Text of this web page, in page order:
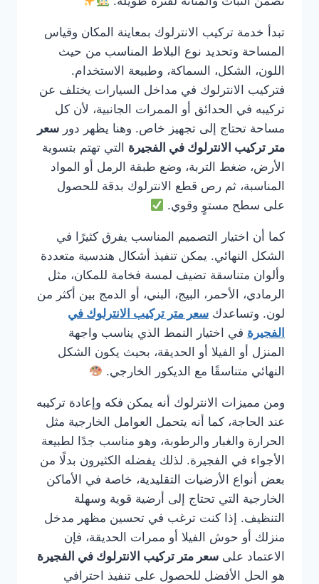
تبدأ خدمة تركيب الانترلوك بمعاينة المكان وقياس
المساحة وتحديد نوع البلاط المناسب من حيث
اللون، الشكل، السماكة، وطبيعة الاستخدام.
فتركيب الانترلوك في مداخل السيارات يختلف عن
تركيبه في الحدائق أو الممرات الجانبية، لأن كل
مساحة تحتاج إلى تجهيز خاص. وهنا يظهر دور سعر
متر تركيب الانترلوك في الفجيرة التي تهتم بتسوية
الأرض، ضغط التربة، وضع طبقة الرمل أو المواد
المناسبة، ثم رص قطع الانترلوك بدقة للحصول
على سطح مستوٍ وقوي.
كما أن اختيار التصميم المناسب يفرق كثيرًا في
الشكل النهائي. يمكن تنفيذ أشكال هندسية متعددة
وألوان متناسقة تضيف لمسة فخامة للمكان، مثل
الرمادي، الأحمر، البيج، البني، أو الدمج بين أكثر من
لون. وتساعدك سعر متر تركيب الانترلوك في
الفجيرة في اختيار النمط الذي يناسب واجهة
المنزل أو الفيلا أو الحديقة، بحيث يكون الشكل
النهائي متناسقًا مع الديكور الخارجي.
ومن مميزات الانترلوك أنه يمكن فكه وإعادة تركيبه
عند الحاجة، كما أنه يتحمل العوامل الخارجية مثل
الحرارة والغبار والرطوبة، وهو مناسب جدًا لطبيعة
الأجواء في الفجيرة. لذلك يفضله الكثيرون بدلًا من
بعض أنواع الأرضيات التقليدية، خاصة في الأماكن
الخارجية التي تحتاج إلى أرضية قوية وسهلة
التنظيف. إذا كنت ترغب في تحسين مظهر مدخل
منزلك أو حوش الفيلا أو ممرات الحديقة، فإن
الاعتماد على سعر متر تركيب الانترلوك في الفجيرة
هو الحل الأفضل للحصول على تنفيذ احترافي